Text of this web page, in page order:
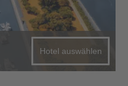
Hotel auswählen